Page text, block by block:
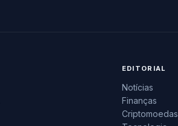
EDITORIAL
Notícias
Finanças
Criptomoedas